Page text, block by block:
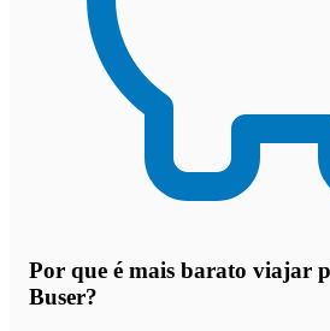
Por que é mais barato viajar
Buser?